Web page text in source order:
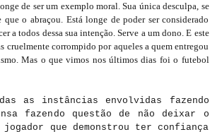
de ser um exemplo moral. Sua única desculpa, se
o abraçou. Está longe de poder ser considerado
a todos dessa sua intenção. Serve a um dono. E este
corrompido por aqueles a quem entregou
Mas o que vimos nos últimos dias foi o futebol
as instâncias envolvidas fazendo
fazendo questão de não deixar o
que demonstrou ter confiança